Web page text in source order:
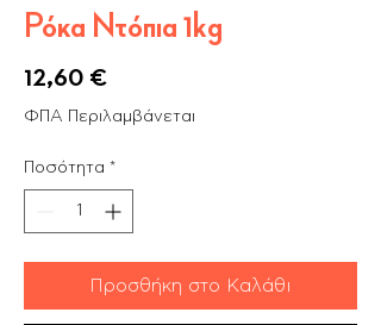
Ρόκα Ντόπια 1kg
12,60 €Τιμή
ΦΠΑ Περιλαμβάνεται
Ποσότητα *
Προσθήκη στο Καλάθι